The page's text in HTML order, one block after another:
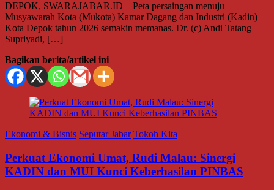
DEPOK, SWARAJABAR.ID – Peta persaingan menuju
Musyawarah Kota (Mukota) Kamar Dagang dan Industri (Kadin)
Kota Depok tahun 2026 semakin memanas. Dr. (c) Andi Tatang
Supriyadi, […]
Bagikan berita/artikel ini
Ekonomi & Bisnis Seputar Jabar Tokoh Kita
Perkuat Ekonomi Umat, Rudi Malau: Sinergi
KADIN dan MUI Kunci Keberhasilan PINBAS